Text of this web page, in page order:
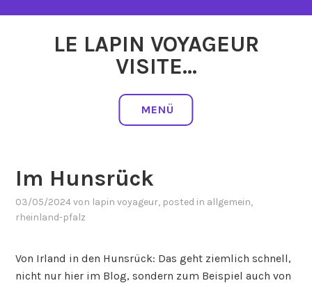
LE LAPIN VOYAGEUR
VISITE…
MENÜ
Im Hunsrück
03/05/2024von lapin voyageur, posted in allgemein,
rheinland-pfalz
Von Irland in den Hunsrück: Das geht ziemlich schnell,
nicht nur hier im Blog, sondern zum Beispiel auch von